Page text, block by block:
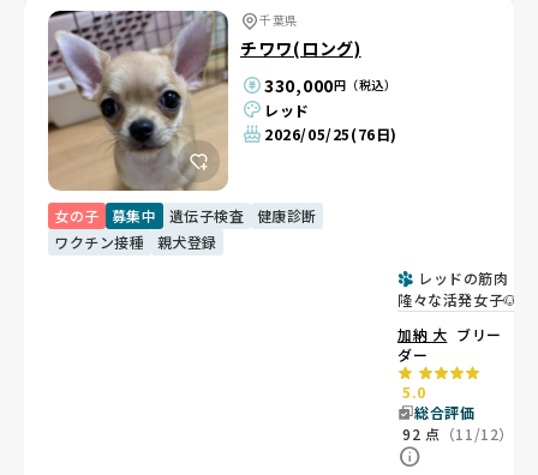
千葉県
チワワ(ロング)
330,000円（税込）
レッド
2026/05/25(76日)
女の子 募集中 遺伝子検査
健康診断
ワクチン接種
親犬登録
レッドの筋肉
隆々な活発女子🐶優
加納 大 ブリー
ダー
5.0
総合評価
92 点 （11/12）